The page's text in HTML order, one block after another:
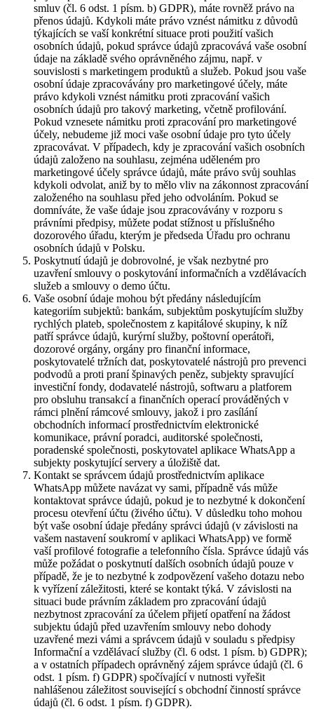
smluv (čl. 6 odst. 1 písm. b) GDPR), máte rovněž právo na
přenos údajů. Kdykoli máte právo vznést námitku z důvodů
týkajících se vaší konkrétní situace proti použití vašich
osobních údajů, pokud správce údajů zpracovává vaše osobní
údaje na základě svého oprávněného zájmu, např. v
souvislosti s marketingem produktů a služeb. Pokud jsou vaše
osobní údaje zpracovávány pro marketingové účely, máte
právo kdykoli vznést námitku proti zpracování vašich
osobních údajů pro takový marketing, včetně profilování.
Pokud vznesete námitku proti zpracování pro marketingové
účely, nebudeme již moci vaše osobní údaje pro tyto účely
zpracovávat. V případech, kdy je zpracování vašich osobních
údajů založeno na souhlasu, zejména uděleném pro
marketingové účely správce údajů, máte právo svůj souhlas
kdykoli odvolat, aniž by to mělo vliv na zákonnost zpracování
založeného na souhlasu před jeho odvoláním. Pokud se
domníváte, že vaše údaje jsou zpracovávány v rozporu s
právními předpisy, můžete podat stížnost u příslušného
dozorového úřadu, kterým je předseda Úřadu pro ochranu
osobních údajů v Polsku.
Poskytnutí údajů je dobrovolné, je však nezbytné pro
uzavření smlouvy o poskytování informačních a vzdělávacích
služeb a smlouvy o demo účtu.
Vaše osobní údaje mohou být předány následujícím
kategoriím subjektů: bankám, subjektům poskytujícím služby
rychlých plateb, společnostem z kapitálové skupiny, k níž
patří správce údajů, kurýrní služby, poštovní operátoři,
dozorové orgány, orgány pro finanční informace,
poskytovatelé tržních dat, poskytovatelé nástrojů pro prevenci
podvodů a proti praní špinavých peněz, subjekty spravující
investiční fondy, dodavatelé nástrojů, softwaru a platforem
pro obsluhu transakcí a finančních operací prováděných v
rámci plnění rámcové smlouvy, jakož i pro zasílání
obchodních informací prostřednictvím elektronické
komunikace, právní poradci, auditorské společnosti,
poradenské společnosti, poskytovatel aplikace WhatsApp a
subjekty poskytující servery a úložiště dat.
Kontakt se správcem údajů prostřednictvím aplikace
WhatsApp můžete navázat vy sami, případně vás může
kontaktovat správce údajů, pokud je to nezbytné k dokončení
procesu otevření účtu (živého účtu). V důsledku toho mohou
být vaše osobní údaje předány správci údajů (v závislosti na
vašem nastavení soukromí v aplikaci WhatsApp) ve formě
vaší profilové fotografie a telefonního čísla. Správce údajů vás
může požádat o poskytnutí dalších osobních údajů pouze v
případě, že je to nezbytné k zodpovězení vašeho dotazu nebo
k vyřízení záležitosti, které se kontakt týká. V závislosti na
situaci bude právním základem pro zpracování údajů
nezbytnost zpracování za účelem přijetí opatření na žádost
subjektu údajů před uzavřením smlouvy nebo dohody
uzavřené mezi vámi a správcem údajů v souladu s předpisy
Informační a vzdělávací služby (čl. 6 odst. 1 písm. b) GDPR);
a v ostatních případech oprávněný zájem správce údajů (čl. 6
odst. 1 písm. f) GDPR) spočívající v nutnosti vyřešit
nahlášenou záležitost související s obchodní činností správce
údajů (čl. 6 odst. 1 písm. f) GDPR).